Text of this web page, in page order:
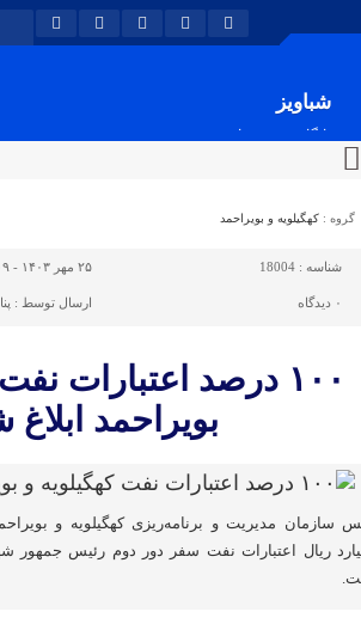
شباویز
پایگاه خبری شباویز
گروه : کهگیلویه و بویراحمد
شناسه : 18004 ۲۵ مهر ۱۴۰۳ - ۲۳:۰۹
۰ دیدگاه ارسال توسط :
۱۰۰ درصد اعتبارات
بویراحمد ابلاغ
ریال اعتبارات نفت سفر دور دوم رئیس جمهور